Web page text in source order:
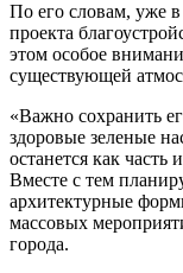
По его словам, уже в
проекта
этом особое
существующей
«Важно сохранить
здоровые зеленые
останется как часть
Вместе с тем
архитектурные
массовых
города.